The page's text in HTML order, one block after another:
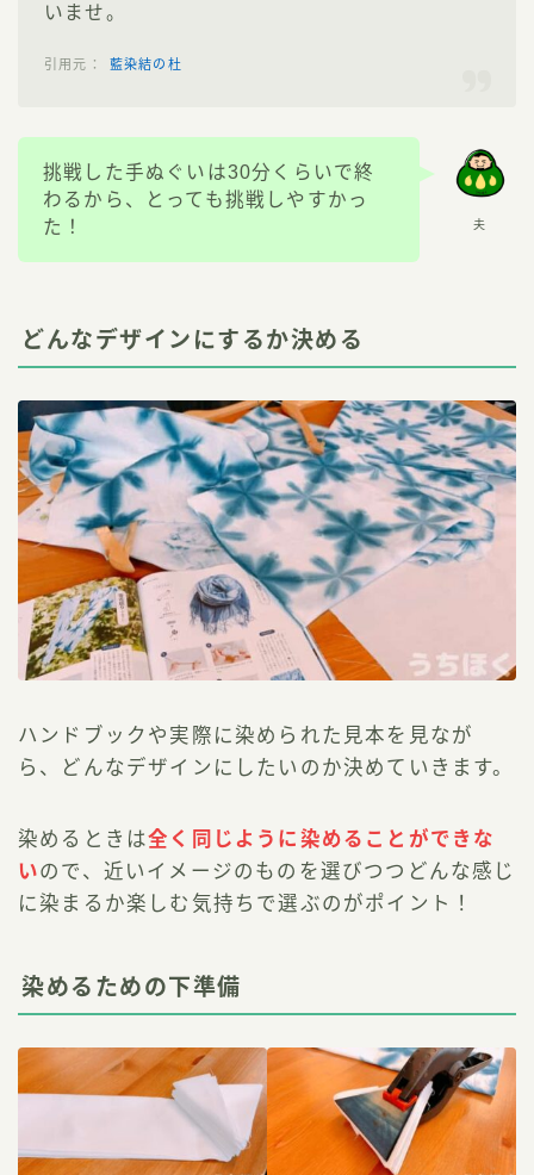
いませ。
藍染結の杜
夫
挑戦した手ぬぐいは30分くらいで終
わるから、とっても挑戦しやすかっ
た！
どんなデザインにするか決める
ハンドブックや実際に染められた見本を見なが
ら、どんなデザインにしたいのか決めていきます。
染めるときは全く同じように染めることができな
いので、近いイメージのものを選びつつどんな感じ
に染まるか楽しむ気持ちで選ぶのがポイント！
染めるための下準備